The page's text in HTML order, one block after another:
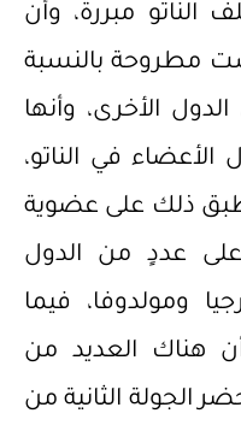
الناتو مبررة، وأن
مطروحة بالنسبة
الأخرى، وأنها
في الناتو،
ذلك على عضوية
على عددٍ من الدول
ومولدوفا، فيما
هناك العديد من
الجولة الثانية من